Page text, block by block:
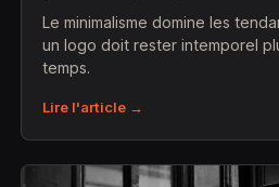
Le minimalisme domine les
un logo doit rester intemporel
temps.
Lire l'article →